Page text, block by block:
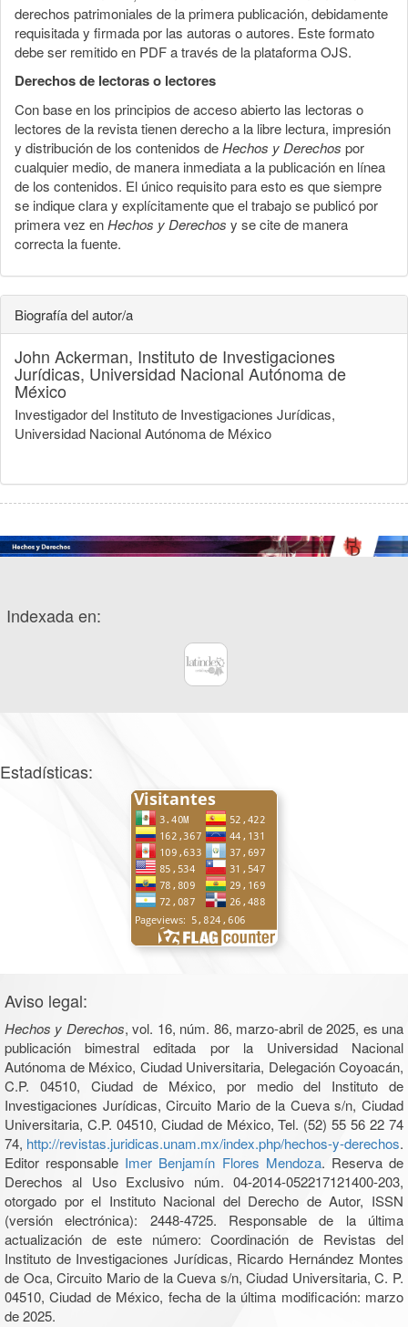
derechos patrimoniales de la primera publicación, debidamente
requisitada y firmada por las autoras o autores. Este formato
debe ser remitido en PDF a través de la plataforma OJS.
Derechos de lectoras o lectores
Con base en los principios de acceso abierto las lectoras o
lectores de la revista tienen derecho a la libre lectura, impresión
y distribución de los contenidos deHechos y Derechos por
cualquier medio, de manera inmediata a la publicación en línea
de los contenidos. El único requisito para esto es que siempre
se indique clara y explícitamente que el trabajo se publicó por
primera vez enHechos y Derechos y se cite de manera
correcta la fuente.
Biografía del autor/a
John Ackerman, Instituto de Investigaciones
Jurídicas, Universidad Nacional Autónoma de
México
Investigador del Instituto de Investigaciones Jurídicas,
Universidad Nacional Autónoma de México
Indexada en:
Estadísticas:
Aviso legal:
Hechos y Derechos, vol. 16, núm. 86, marzo-abril de 2025, es una
publicación bimestral editada por la Universidad Nacional
Autónoma de México, Ciudad Universitaria, Delegación Coyoacán,
C.P. 04510, Ciudad de México, por medio del Instituto de
Investigaciones Jurídicas, Circuito Mario de la Cueva s/n, Ciudad
Universitaria, C.P. 04510, Ciudad de México, Tel. (52) 55 56 22 74
74, http://revistas.juridicas.unam.mx/index.php/hechos-y-derechos.
Editor responsable Imer Benjamín Flores Mendoza. Reserva de
Derechos al Uso Exclusivo núm. 04-2014-052217121400-203,
otorgado por el Instituto Nacional del Derecho de Autor, ISSN
(versión electrónica): 2448-4725. Responsable de la última
actualización de este número: Coordinación de Revistas del
Instituto de Investigaciones Jurídicas, Ricardo Hernández Montes
de Oca, Circuito Mario de la Cueva s/n, Ciudad Universitaria, C. P.
04510, Ciudad de México, fecha de la última modificación: marzo
de 2025.